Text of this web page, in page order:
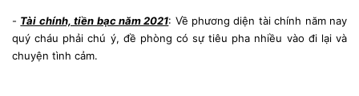
- Tài chính, tiền bạc năm 2021: Về phương diện tài chính năm nay
quý cháu phải chú ý, đề phòng có sự tiêu pha nhiều vào đi lại và
chuyện tình cảm.